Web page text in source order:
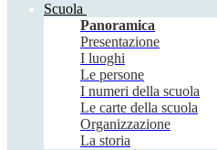
Scuola
Panoramica
Presentazione
I luoghi
Le persone
I numeri della scuola
Le carte della scuola
Organizzazione
La storia